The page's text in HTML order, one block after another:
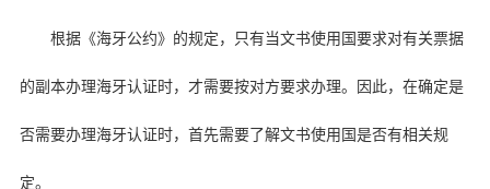
根据《海牙公约》的规定，只有当文书使用国要求对有关票据
的副本办理海牙认证时，才需要按对方要求办理。因此，在确定是
否需要办理海牙认证时，首先需要了解文书使用国是否有相关规
定。